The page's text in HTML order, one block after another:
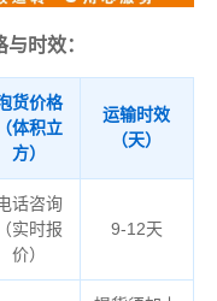
时效：
货价格
（体积立
方）
运输时效
（天）
话咨询
（实时报
价）
9-12天